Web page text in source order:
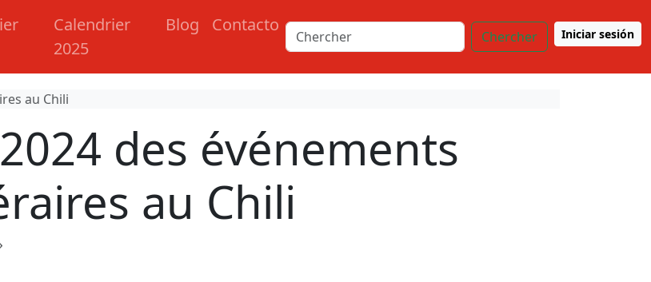
Calendrier
2025
Blog Contacto
Chercher Iniciar sesión
au Chili
des événements
au Chili